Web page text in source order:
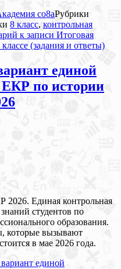
co8aРубрики
8 класс, контрольная
к записи Итоговая
(задания и ответы)
единой
по истории
2026. Единая контрольная
студентов по
образования.
которые вызывают
в мае 2026 года.
единой